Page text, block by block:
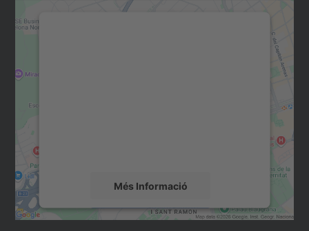
Més Informació
Accepta